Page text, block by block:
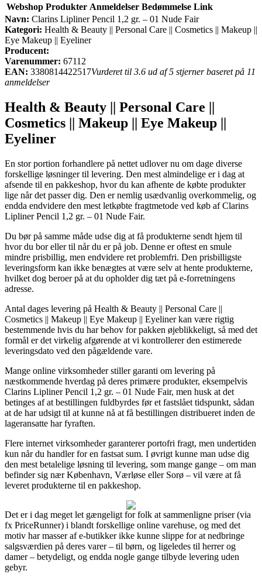
Webshop Produkter Anmeldelser Bedømmelse Link
Navn: Clarins Lipliner Pencil 1,2 gr. – 01 Nude Fair
Kategori: Health & Beauty || Personal Care || Cosmetics || Makeup ||
Eye Makeup || Eyeliner
Producent:
Varenummer: 67112
EAN: 3380814422517Vurderet til 3.6 ud af 5 stjerner baseret på 11
anmeldelser
Health & Beauty || Personal Care ||
Cosmetics || Makeup || Eye Makeup ||
Eyeliner
En stor portion forhandlere på nettet udlover nu om dage diverse
forskellige løsninger til levering. Den mest almindelige er i dag at
afsende til en pakkeshop, hvor du kan afhente de købte produkter
lige når det passer dig. Den er nemlig usædvanlig overkommelig, og
endda endvidere den mest letkøbte fragtmetode ved køb af Clarins
Lipliner Pencil 1,2 gr. – 01 Nude Fair.
Du bør på samme måde udse dig at få produkterne sendt hjem til
hvor du bor eller til når du er på job. Denne er oftest en smule
mindre prisbillig, men endvidere ret problemfri. Den prisbilligste
leveringsform kan ikke benægtes at være selv at hente produkterne,
hvilket dog beroer på at du opholder dig tæt på e-forretningens
adresse.
Antal dages levering på Health & Beauty || Personal Care ||
Cosmetics || Makeup || Eye Makeup || Eyeliner kan være rigtig
bestemmende hvis du har behov for pakken øjeblikkeligt, så med det
formål er det virkelig afgørende at vi kontrollerer den estimerede
leveringsdato ved den pågældende vare.
Mange online virksomheder stiller garanti om levering på
næstkommende hverdag på deres primære produkter, eksempelvis
Clarins Lipliner Pencil 1,2 gr. – 01 Nude Fair, men husk at det
betinges af at bestillingen fuldbyrdes før et fastslået tidspunkt, sådan
at de har udsigt til at kunne nå at få bestillingen distribueret inden de
lageransatte har fyraften.
Flere internet virksomheder garanterer portofri fragt, men undertiden
kun når du handler for en fastsat sum. I øvrigt kunne man udse dig
den mest betalelige løsning til levering, som mange gange – om man
befinder sig nær København, Værløse eller Sorø – vil være at få
leveret produkterne til en pakkeshop.
Det er i dag meget let gængeligt for folk at sammenligne priser (via
fx PriceRunner) i blandt forskellige online varehuse, og med det
motiv har masser af e-butikker ikke kunne slippe for at nedbringe
salgsværdien på deres varer – til børn, og ligeledes til herrer og
damer – betydeligt, og endda nogle gange tilbyde levering uden
gebyr.